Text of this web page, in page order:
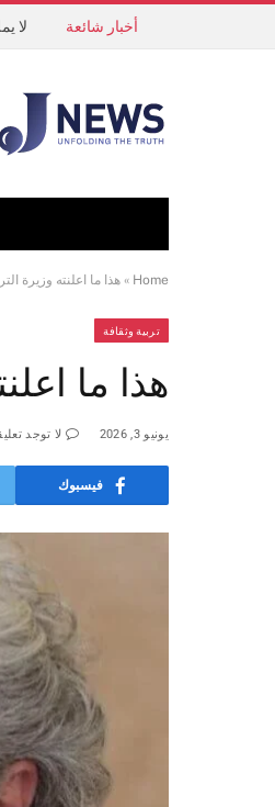
أخبار شائعة لا
Home
» هذا ما اعلنته وزيرة
تربية وثقافة
هذا ما
يونيو 3, 2026 لا توجد
فيسبوك